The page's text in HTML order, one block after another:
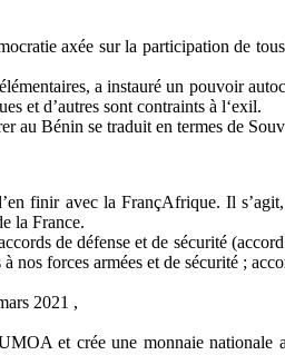
axée sur la participation de
a instauré un pouvoir
et d’autres sont contraints à l‘exil.
au Bénin se traduit en termes de
finir avec la FrançAfrique. Il
la France.
de défense et de sécurité
nos forces armées et de sécurité ;
2021 ,
et crée une monnaie